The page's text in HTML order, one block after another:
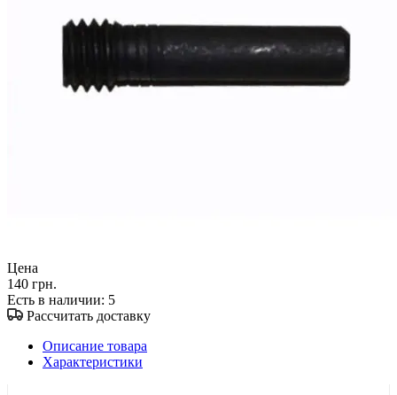
Цена
140 грн.
Есть в наличии: 5
Рассчитать доставку
Описание товара
Характеристики